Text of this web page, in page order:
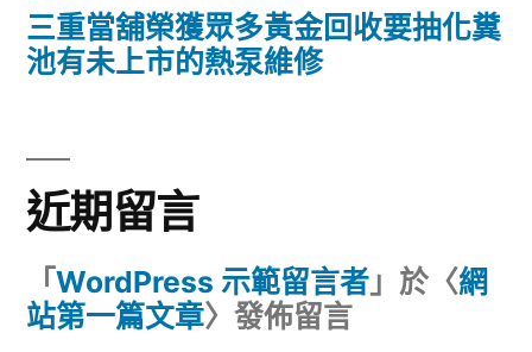
三重當舖榮獲眾多黃金回收要抽化糞
池有未上市的熱泵維修
近期留言
「 WordPress 示範留言者 」於〈網
站第一篇文章〉發佈留言